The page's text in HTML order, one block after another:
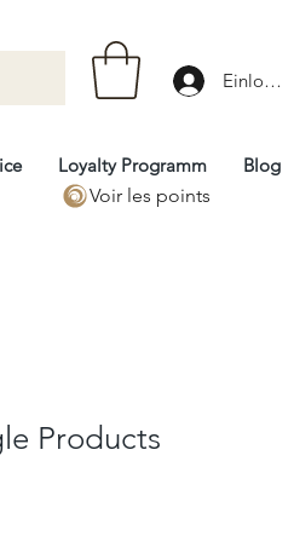
Einloggen
Loyalty Programm
Blog
Voir les points
Products